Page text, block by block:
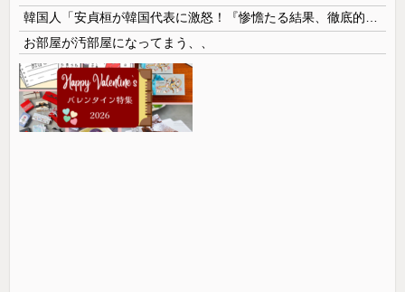
お部屋が汚部屋になってまう、、